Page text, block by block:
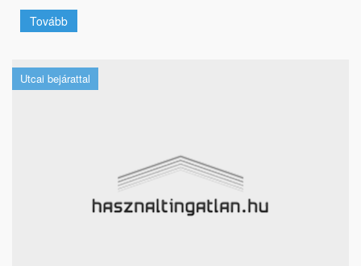
Tovább
Utcai bejárattal